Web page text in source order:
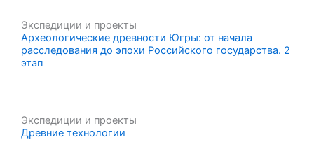
Экспедиции и проекты
Археологические древности Югры: от начала
расследования до эпохи Российского государства. 2
этап
Экспедиции и проекты
Древние технологии